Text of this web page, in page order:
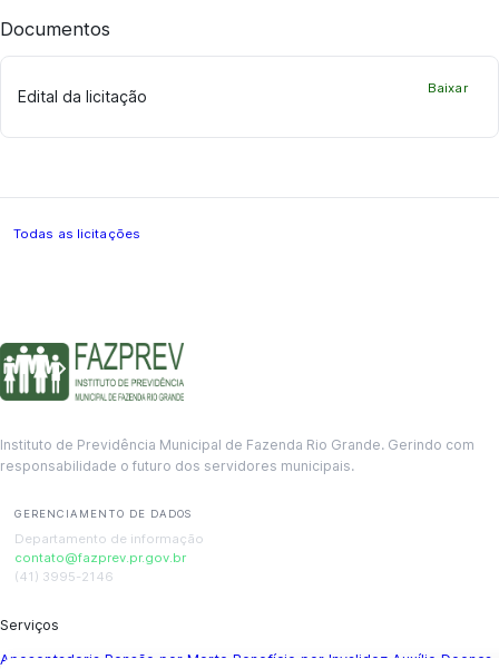
Documentos
Edital da licitação Baixar
Todas as licitações
Instituto de Previdência Municipal de Fazenda Rio Grande. Gerindo com
responsabilidade o futuro dos servidores municipais.
GERENCIAMENTO DE DADOS
Departamento de informação
contato@fazprev.pr.gov.br
(41) 3995-2146
Serviços
Aposentadoria Pensão por Morte Benefício por Invalidez Auxílio Doença